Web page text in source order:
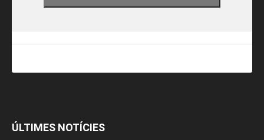
ÚLTIMES NOTÍCIES